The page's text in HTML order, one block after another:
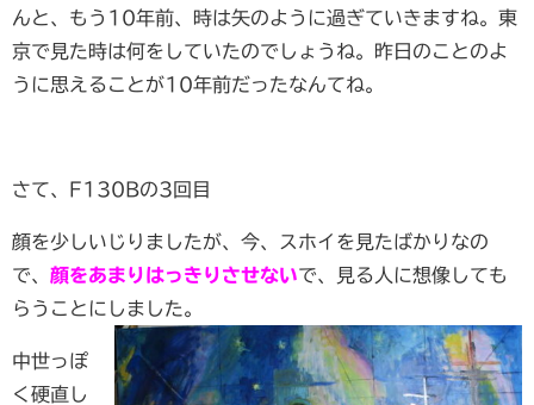
んと、もう10年前、時は矢のように過ぎていきますね。東
京で見た時は何をしていたのでしょうね。昨日のことのよ
うに思えることが10年前だったなんてね。
さて、F130Bの3回目
顔を少しいじりましたが、今、スホイを見たばかりなの
で、 顔をあまりはっきりさせないで、見る人に想像しても
らうことにしました。
中世っぽ
く硬直し